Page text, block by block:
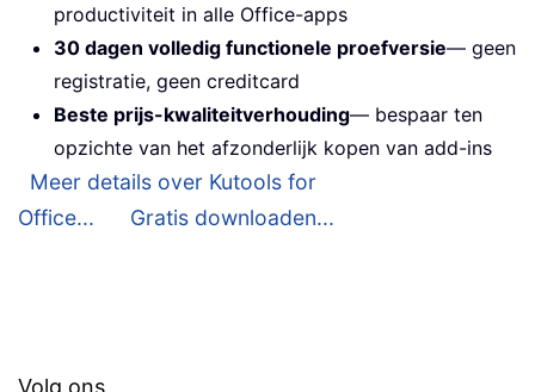
productiviteit in alle Office-apps
30 dagen volledig functionele proefversie— geen
registratie, geen creditcard
Beste prijs-kwaliteitverhouding— bespaar ten
opzichte van het afzonderlijk kopen van add-ins
Meer details over Kutools for
Office...
Gratis downloaden...
Volg ons